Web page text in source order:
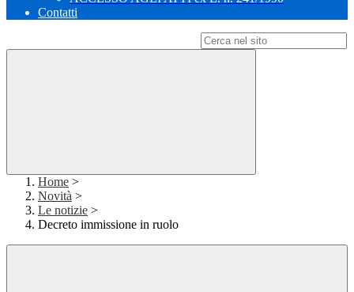
Contatti
Home >
Novità >
Le notizie >
Decreto immissione in ruolo